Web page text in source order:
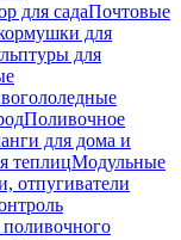
для садаПочтовые
для
для
Поливочное
для дома и
теплицМодульные
отпугиватели